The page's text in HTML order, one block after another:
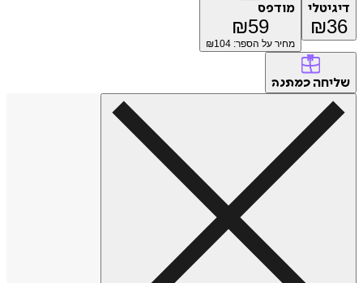
דיגיטלי
₪36
מודפס
₪59
מחיר על הספר: ₪ 104
שליחה כמתנה